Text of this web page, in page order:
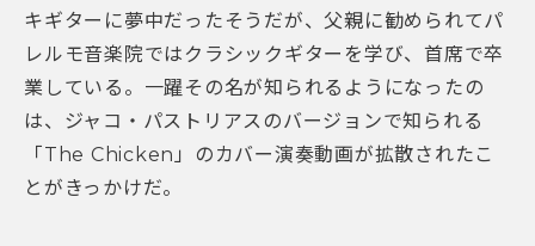
キギターに夢中だったそうだが、父親に勧められてパ
レルモ音楽院ではクラシックギターを学び、首席で卒
業している。一躍その名が知られるようになったの
は、ジャコ・パストリアスのバージョンで知られる
「The Chicken」のカバー演奏動画が拡散されたこ
とがきっかけだ。